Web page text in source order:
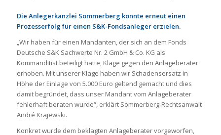
Die Anlegerkanzlei Sommerberg konnte erneut einen
Prozesserfolg für einen S&K-Fondsanleger erzielen.
„Wir haben für einen Mandanten, der sich an dem Fonds
Deutsche S&K Sachwerte Nr. 2 GmbH & Co. KG als
Kommanditist beteiligt hatte, Klage gegen den Anlageberater
erhoben. Mit unserer Klage haben wir Schadensersatz in
Höhe der Einlage von 5.000 Euro geltend gemacht und dies
damit begründet, dass unser Mandant vom Anlageberater
fehlerhaft beraten wurde“, erklärt Sommerberg-Rechtsanwalt
André Krajewski.
Konkret wurde dem beklagten Anlageberater vorgeworfen,